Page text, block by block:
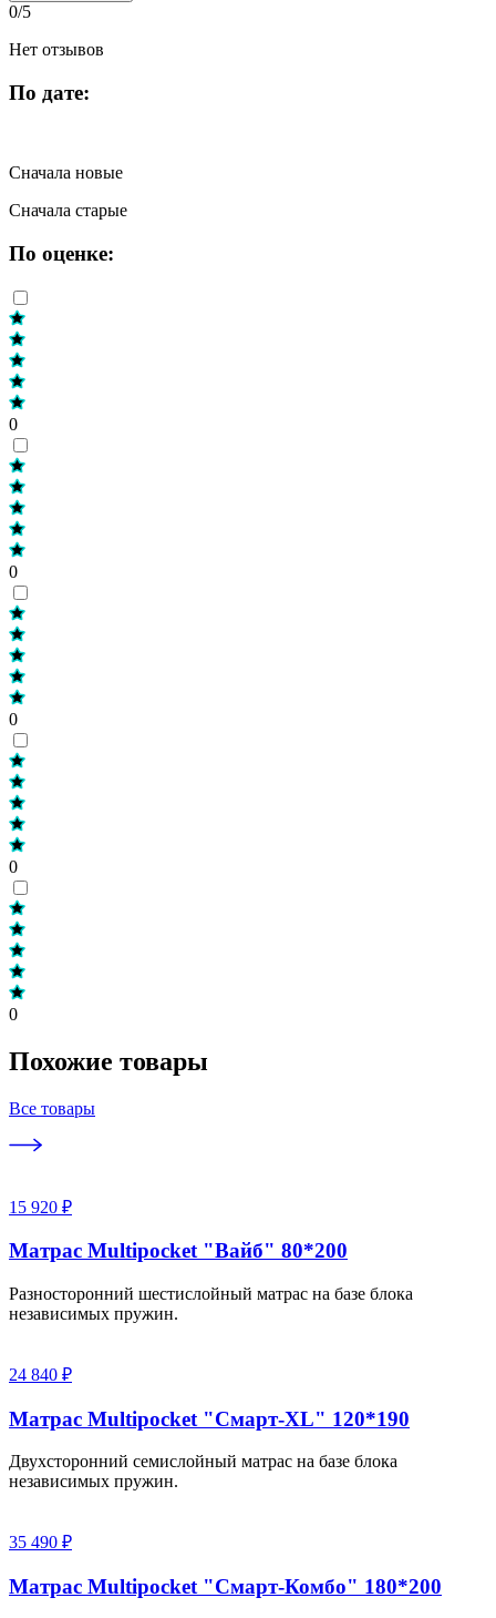
0/5
Нет отзывов
По дате:
Сначала новые
Сначала старые
По оценке:
0
0
0
0
0
Похожие товары
Все товары
15 920 ₽
Матрас Multipocket "Вайб" 80*200
Разносторонний шестислойный матрас на базе блока
независимых пружин.
24 840 ₽
Матрас Multipocket "Смарт-XL" 120*190
Двухсторонний семислойный матрас на базе блока
независимых пружин.
35 490 ₽
Матрас Multipocket "Смарт-Комбо" 180*200